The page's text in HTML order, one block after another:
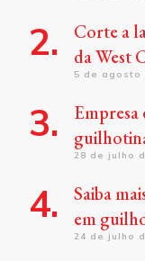
Corte a
da West
5 de agosto
Empresa
28 de julho
Saiba
em
24 de julho